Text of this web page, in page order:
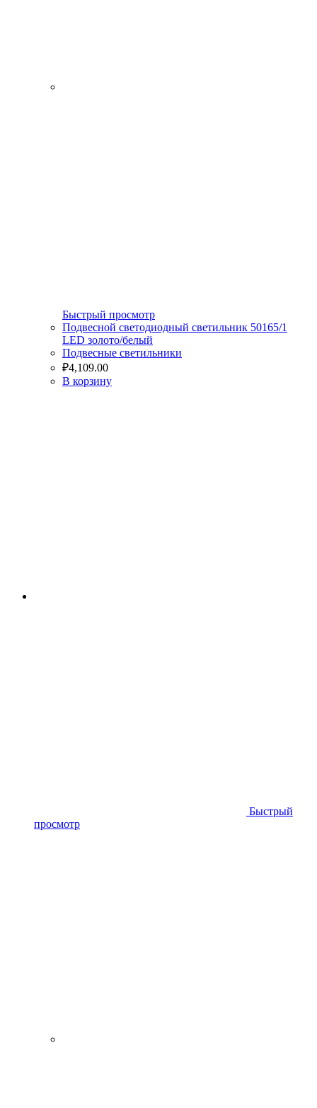
Быстрый просмотр
Подвесной светодиодный светильник 50165/1
LED золото/белый
Подвесные светильники
₽4,109.00
В корзину
Быстрый
просмотр